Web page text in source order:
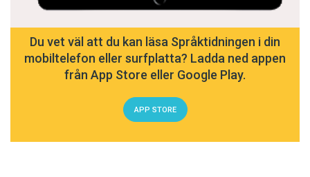
Du vet väl att du kan läsa Språktidningen i din
mobiltelefon eller surfplatta? Ladda ned appen
från App Store eller Google Play.
APP STORE